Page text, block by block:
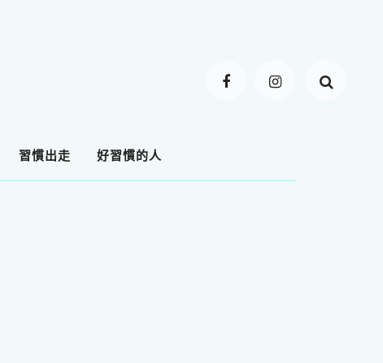
習慣出走 好習慣的人